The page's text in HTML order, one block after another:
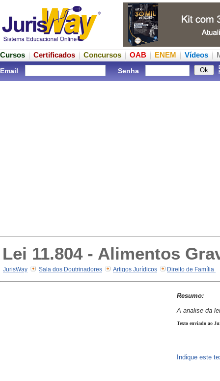
Cursos Certificados Concursos OAB ENEM Vídeos
Email Senha
Lei 11.804 - Alimentos
JurisWay Sala dos Doutrinadores Artigos Jurídicos Direito de Família
Resumo:
A analise da
Texto enviado ao
Indique este